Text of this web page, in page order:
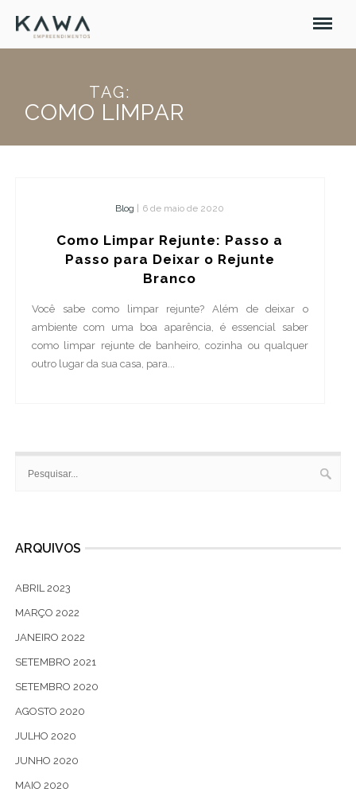
TAG:
COMO LIMPAR
Blog 6 de maio de 2020
Como Limpar Rejunte: Passo a
Passo para Deixar o Rejunte
Branco
Você sabe como limpar rejunte? Além de deixar o
ambiente com uma boa aparência, é essencial saber
como limpar rejunte de banheiro, cozinha ou qualquer
outro lugar da sua casa, para...
ARQUIVOS
ABRIL 2023
MARÇO 2022
JANEIRO 2022
SETEMBRO 2021
SETEMBRO 2020
AGOSTO 2020
JULHO 2020
JUNHO 2020
MAIO 2020